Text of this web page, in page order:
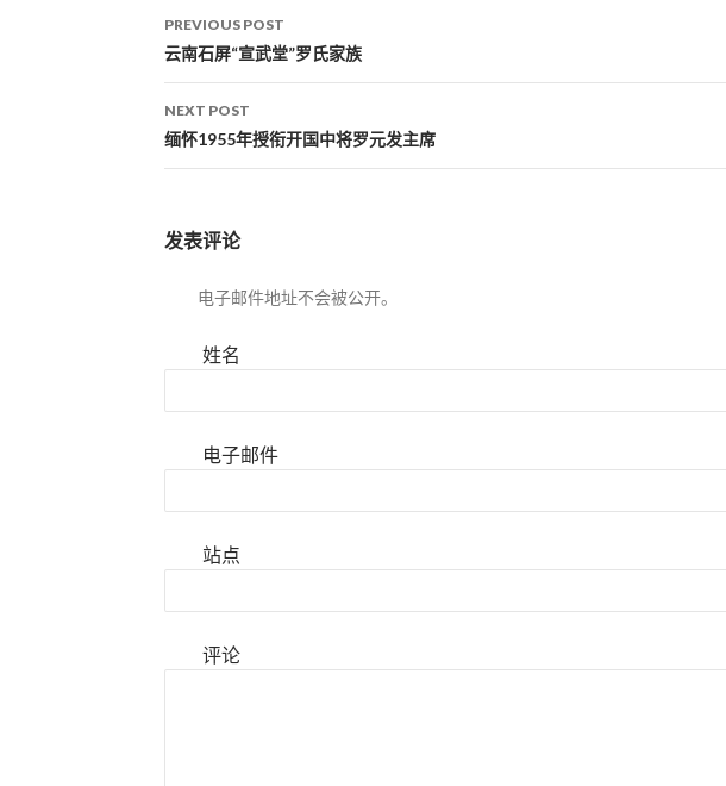
Post navigation
PREVIOUS POST
云南石屏“宣武堂”罗氏家族
NEXT POST
缅怀1955年授衔开国中将罗元发主席
发表评论
电子邮件地址不会被公开。
姓名
电子邮件
站点
评论